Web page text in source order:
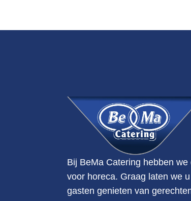
Bij BeMa Catering hebben we
voor horeca. Graag laten we
gasten genieten van